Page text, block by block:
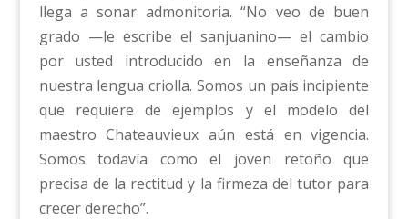
llega a sonar admonitoria. “No veo de buen
grado —le escribe el sanjuanino— el cambio
por usted introducido en la enseñanza de
nuestra lengua criolla. Somos un país incipiente
que requiere de ejemplos y el modelo del
maestro Chateauvieux aún está en vigencia.
Somos todavía como el joven retoño que
precisa de la rectitud y la firmeza del tutor para
crecer derecho”.